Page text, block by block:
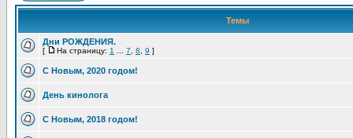
Темы
Дни РОЖДЕНИЯ.
[ На страницу: 1 7 8 9 ]
С Новым, 2020 годом!
День кинолога
С Новым, 2018 годом!